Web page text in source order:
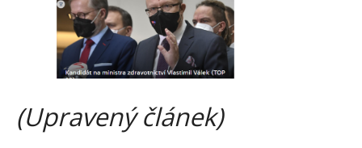
(Upravený článek)